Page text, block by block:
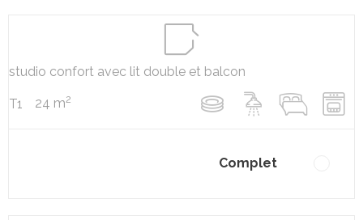
studio confort avec lit double et balcon
T1 24 m2
Complet